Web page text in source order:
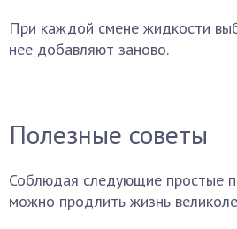
При каждой смене жидкости
нее добавляют заново.
Полезные советы
Соблюдая следующие простые
можно продлить жизнь